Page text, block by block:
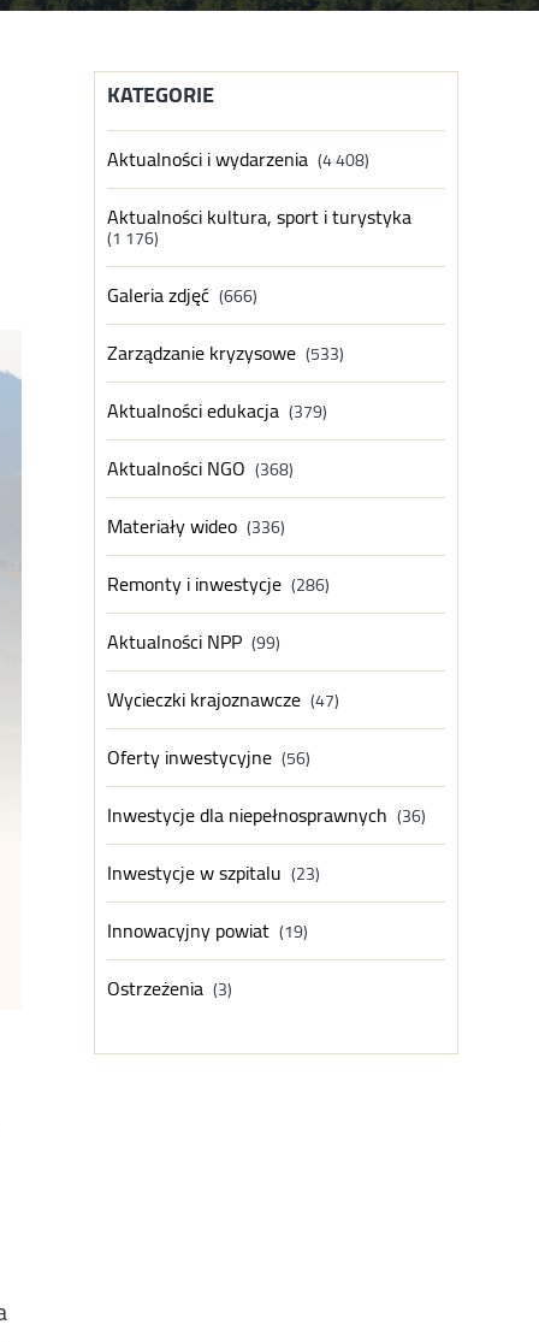
KATEGORIE
Aktualności i wydarzenia (4 408)
Aktualności kultura, sport i turystyka
(1 176)
Galeria zdjęć (666)
Zarządzanie kryzysowe (533)
Aktualności edukacja (379)
Aktualności NGO (368)
Materiały wideo (336)
Remonty i inwestycje (286)
Aktualności NPP (99)
Wycieczki krajoznawcze (47)
Oferty inwestycyjne (56)
Inwestycje dla niepełnosprawnych (36)
Inwestycje w szpitalu (23)
Innowacyjny powiat (19)
Ostrzeżenia (3)